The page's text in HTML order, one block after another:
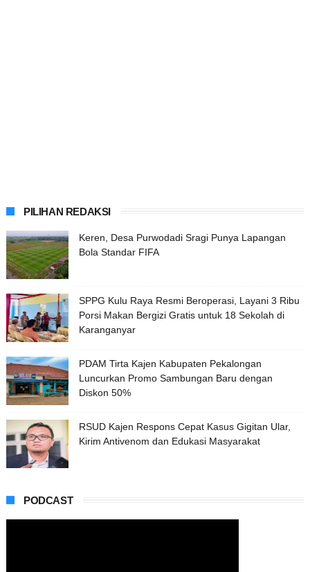
PILIHAN REDAKSI
Keren, Desa Purwodadi Sragi Punya Lapangan
Bola Standar FIFA
SPPG Kulu Raya Resmi Beroperasi, Layani 3 Ribu
Porsi Makan Bergizi Gratis untuk 18 Sekolah di
Karanganyar
PDAM Tirta Kajen Kabupaten Pekalongan
Luncurkan Promo Sambungan Baru dengan
Diskon 50%
RSUD Kajen Respons Cepat Kasus Gigitan Ular,
Kirim Antivenom dan Edukasi Masyarakat
PODCAST